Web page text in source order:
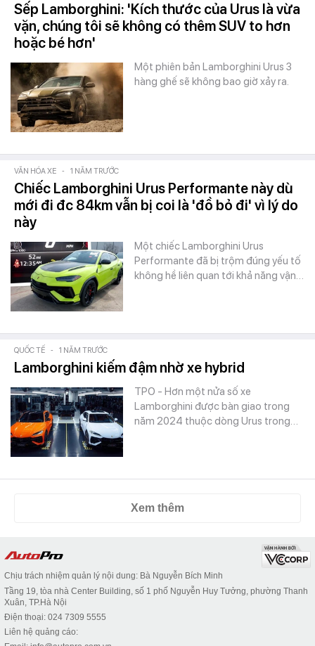
Sếp Lamborghini: 'Kích thước của Urus là vừa
vặn, chúng tôi sẽ không có thêm SUV to hơn
hoặc bé hơn'
Một phiên bản Lamborghini Urus 3
hàng ghế sẽ không bao giờ xảy ra.
VĂN HÓA XE - 1 NĂM TRƯỚC
Chiếc Lamborghini Urus Performante này dù
mới đi đc 84km vẫn bị coi là 'đồ bỏ đi' vì lý do
này
Một chiếc Lamborghini Urus
Performante đã bị trộm đúng yếu tố
không hề liên quan tới khả năng vận…
QUỐC TẾ - 1 NĂM TRƯỚC
Lamborghini kiếm đậm nhờ xe hybrid
TPO - Hơn một nửa số xe
Lamborghini được bàn giao trong
năm 2024 thuộc dòng Urus trong…
Xem thêm
Chịu trách nhiệm quản lý nội dung: Bà Nguyễn Bích Minh
Tầng 19, tòa nhà Center Building, số 1 phố Nguyễn Huy Tưởng, phường Thanh
Xuân, TP.Hà Nội
Điện thoại: 024 7309 5555
Liên hệ quảng cáo: